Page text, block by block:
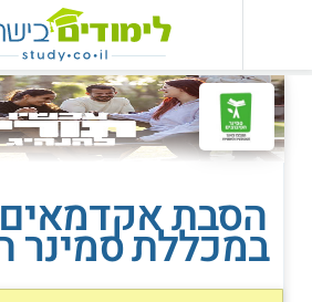
הסבת
במכללת סמינר